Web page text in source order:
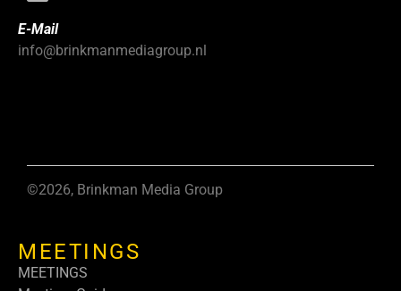
E-Mail
info@brinkmanmediagroup.nl
©2026, Brinkman Media Group
MEETINGS
MEETINGS